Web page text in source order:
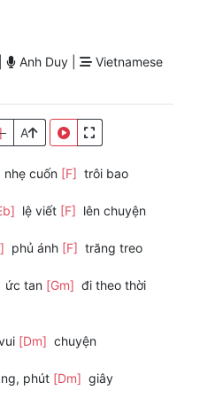
Anh Duy |
Vietnamese
A
nhẹ cuốn [F] trôi bao
lệ viết [F] lên chuyện
phủ ánh [F] trăng treo
ức tan [Gm] đi theo thời
[Dm] chuyện
phút [Dm] giây